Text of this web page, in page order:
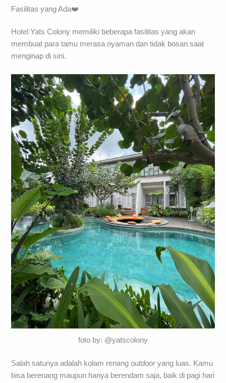
Fasilitas yang Ada❤️
Hotel Yats Colony memiliki beberapa fasilitas yang akan
membuat para tamu merasa nyaman dan tidak bosan saat
menginap di sini.
foto by: @yatscolony
Salah satunya adalah kolam renangoutdooryang luas. Kamu
bisa berenang maupun hanya berendam saja, baik di pagi hari